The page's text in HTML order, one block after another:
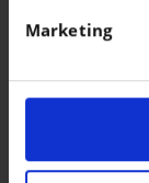
in. U kunt uw
intrekken in de
bieden en
delen we
Marketing
86 kWh Pro LWB